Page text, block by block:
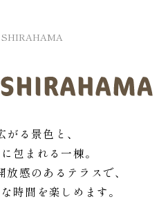
がる景色と、
包まれる一棟。
感のあるテラスで、
時間を楽しめます。